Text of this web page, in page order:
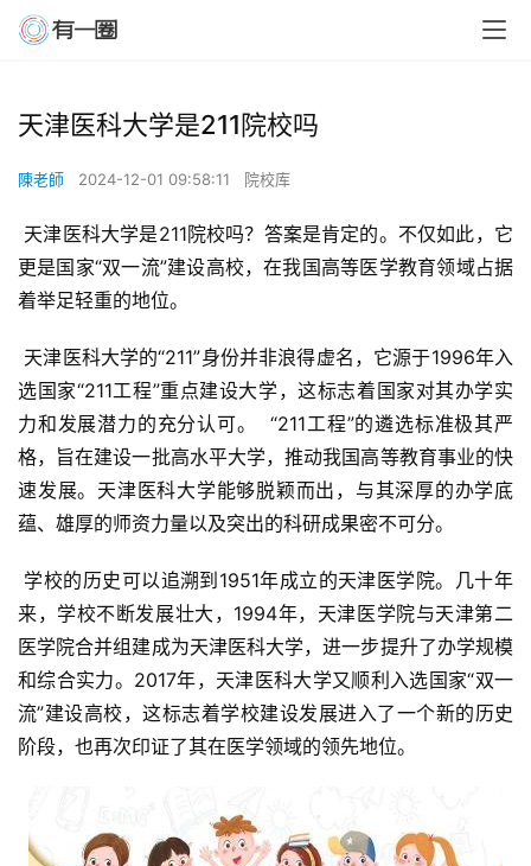
天津医科大学是211院校吗
陳老師 2024-12-01 09:58:11 院校库
更是国家“双一流”建设高校，在我国高等医学教育领域占据
着举足轻重的地位。
选国家“211工程”重点建设大学，这标志着国家对其办学实
力和发展潜力的充分认可。  “211工程”的遴选标准极其严
格，旨在建设一批高水平大学，推动我国高等教育事业的快
速发展。天津医科大学能够脱颖而出，与其深厚的办学底
蕴、雄厚的师资力量以及突出的科研成果密不可分。
来，学校不断发展壮大，1994年，天津医学院与天津第二
医学院合并组建成为天津医科大学，进一步提升了办学规模
和综合实力。2017年，天津医科大学又顺利入选国家“双一
流”建设高校，这标志着学校建设发展进入了一个新的历史
阶段，也再次印证了其在医学领域的领先地位。